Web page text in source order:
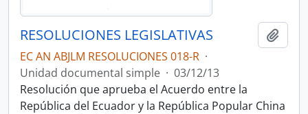
RESOLUCIONES LEGISLATIVAS
EC AN ABJLM RESOLUCIONES 018-R ·
Unidad documental simple · 03/12/13
Resolución que aprueba el Acuerdo entre la
República del Ecuador y la República Popular China